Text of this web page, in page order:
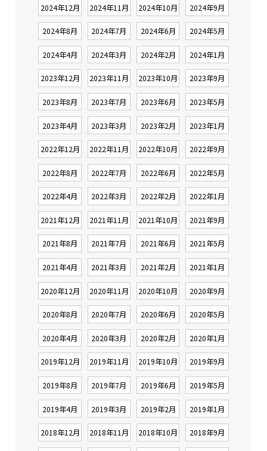
2024年12月 2024年11月 2024年10月 2024年9月
2024年8月 2024年7月 2024年6月 2024年5月
2024年4月 2024年3月 2024年2月 2024年1月
2023年12月 2023年11月 2023年10月 2023年9月
2023年8月 2023年7月 2023年6月 2023年5月
2023年4月 2023年3月 2023年2月 2023年1月
2022年12月 2022年11月 2022年10月 2022年9月
2022年8月 2022年7月 2022年6月 2022年5月
2022年4月 2022年3月 2022年2月 2022年1月
2021年12月 2021年11月 2021年10月 2021年9月
2021年8月 2021年7月 2021年6月 2021年5月
2021年4月 2021年3月 2021年2月 2021年1月
2020年12月 2020年11月 2020年10月 2020年9月
2020年8月 2020年7月 2020年6月 2020年5月
2020年4月 2020年3月 2020年2月 2020年1月
2019年12月 2019年11月 2019年10月 2019年9月
2019年8月 2019年7月 2019年6月 2019年5月
2019年4月 2019年3月 2019年2月 2019年1月
2018年12月 2018年11月 2018年10月 2018年9月